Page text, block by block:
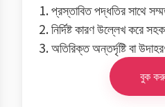
1. প্রস্তাবিত পদ্ধতির সাথে
2. নির্দিষ্ট কারণ উল্লেখ করে
3. অতিরিক্ত অন্তর্দৃষ্টি বা
বুক